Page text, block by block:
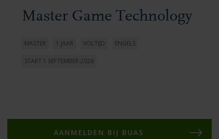
Master Game Technology
MASTER 1 JAAR VOLTIJD ENGELS
START 1 SEPTEMBER 2026
AANMELDEN BIJ BUAS